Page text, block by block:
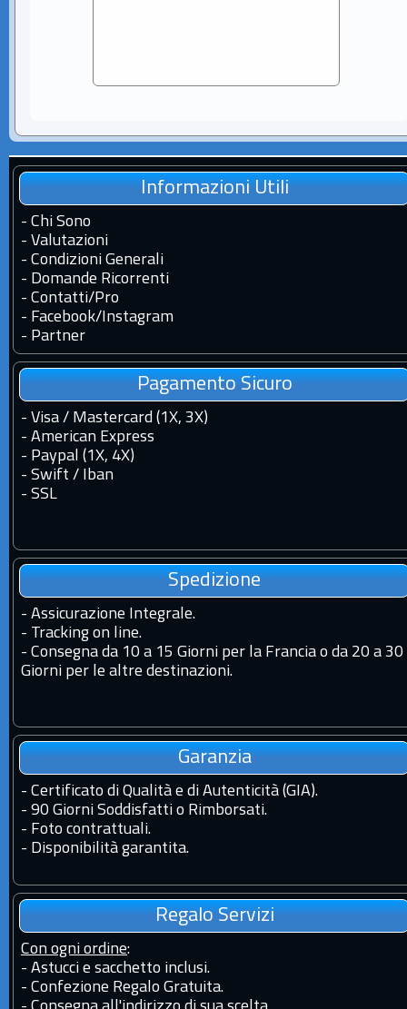
Informazioni Utili
- Chi Sono
- Valutazioni
- Condizioni Generali
- Domande Ricorrenti
- Contatti/Pro
- Facebook/ Instagram
- Partner
Pagamento Sicuro
- Visa / Mastercard (1X, 3X)
- American Express
- Paypal (1X, 4X)
- Swift / Iban
- SSL
Spedizione
- Assicurazione Integrale.
- Tracking on line.
- Consegna da 10 a 15 Giorni per la Francia o da 20 a 30
Giorni per le altre destinazioni.
Garanzia
- Certificato di Qualità e di Autenticità (GIA).
- 90 Giorni Soddisfatti o Rimborsati.
- Foto contrattuali.
- Disponibilità garantita.
Regalo Servizi
Con ogni ordine:
- Astucci e sacchetto inclusi.
- Confezione Regalo Gratuita.